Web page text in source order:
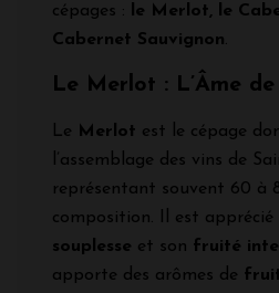
cépages :
le Merlot, le
Cabernet Sauvignon.
Le Merlot : L’Âme
Le Merlot est le cépage
l’assemblage des vins de
représentant souvent 60 à
composition. Il est apprécié
souplesse et son fruité
apporte des arômes de